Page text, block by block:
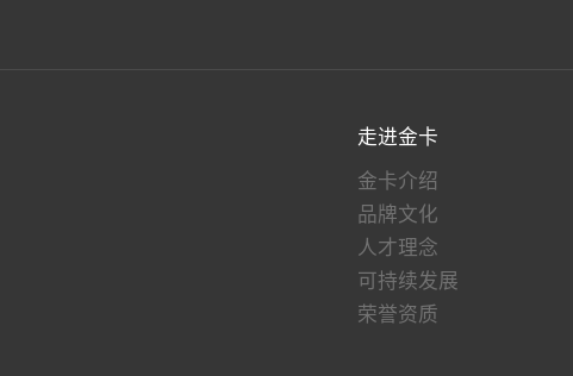
走进金卡
金卡介绍
品牌文化
人才理念
可持续发展
荣誉资质